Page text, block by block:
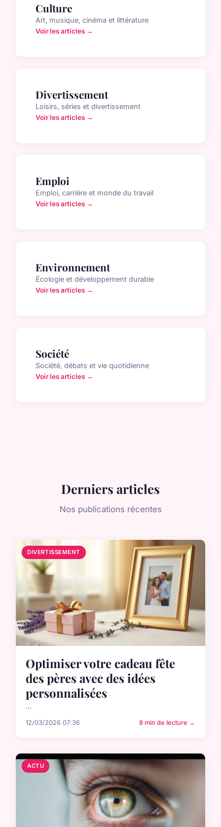
Culture
Art, musique, cinéma et littérature
Voir les articles →
Divertissement
Loisirs, séries et divertissement
Voir les articles →
Emploi
Emploi, carrière et monde du travail
Voir les articles →
Environnement
Écologie et développement durable
Voir les articles →
Société
Société, débats et vie quotidienne
Voir les articles →
Derniers articles
Nos publications récentes
DIVERTISSEMENT
Optimiser votre cadeau fête
des pères avec des idées
personnalisées
...
12/03/2026 07:36 8 min de lecture →
ACTU